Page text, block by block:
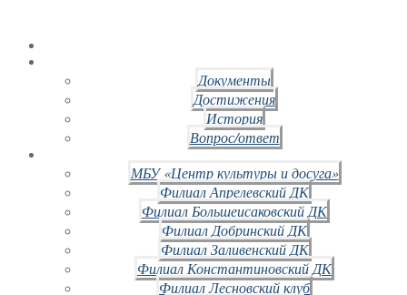
Документы
Достижения
История
Вопрос/ответ
МБУ «Центр культуры и досуга»
Филиал Апрелевский ДК
Филиал Большеисаковский ДК
Филиал Добринский ДК
Филиал Заливенский ДК
Филиал Константиновский ДК
Филиал Лесновский клуб